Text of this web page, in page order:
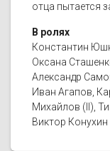
отца пытается
В ролях
Константин
Оксана
Александр
Иван Агапов,
Михайлов (II),
Виктор Конухин